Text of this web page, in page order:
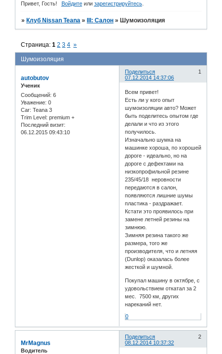
Привет, Гость! Войдитеили зарегистрируйтесь.
» Клуб Nissan Teana » III: Салон » Шумоизоляция
Шумоизоляция
Страница:1 2 3 4 »
Поделиться
1
07.12.2014 14:37:06
autobutov
Ученик
Сообщений: 6
Уважение: 0
Car: Teana 3
Trim Level: premium +
Последний визит:
06.12.2015 09:43:10
Всем привет!
Есть ли у кого опыт
шумоизоляции авто? Может
быть поделитесь опытом где
делали и что из этого
получилось.
Изначально шумка на
машинке хороша, по хорошей
дороге - идеально, но на
дороге с дефектами на
низкопрофильной резине
235/45/18 неровности
передаются в салон,
появляются лишние шумы
пластика - раздражает.
Кстати это проявилось при
замене летней резины на
зимнюю.
Зимняя резина такого же
размера, того же
производителя, что и летняя
(Dunlop) оказалась более
жесткой и шумной.
Покупал машину в октябре, с
удовольствием откатал за 2
мес. 7500 км, других
нареканий нет.
0
Поделиться
2
08.12.2014 10:37:32
MrMagnus
Водитель